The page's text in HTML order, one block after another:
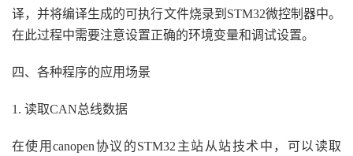
译，并将编译生成的可执行文件烧录到STM32微控制器中。
在此过程中需要注意设置正确的环境变量和调试设置。
四、各种程序的应用场景
1. 读取CAN总线数据
在使用canopen协议的STM32主站从站技术中，可以读取